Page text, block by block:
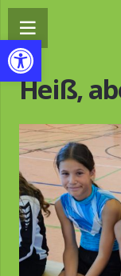
Werkzeugleiste öffnen
Heiß,